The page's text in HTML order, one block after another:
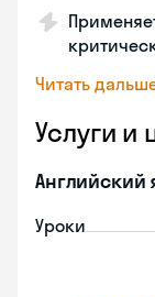
Читать
Услуги и
Английский
Уроки